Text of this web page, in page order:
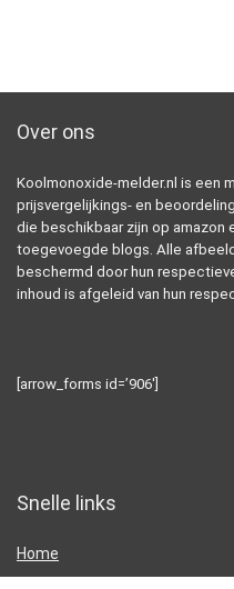
Over ons
Koolmonoxide-melder.nl is een
prijsvergelijkings- en
die beschikbaar zijn op amazon
toegevoegde blogs. Alle
beschermd door hun
inhoud is afgeleid van hun
[arrow_forms id=’906′]
Snelle links
Home